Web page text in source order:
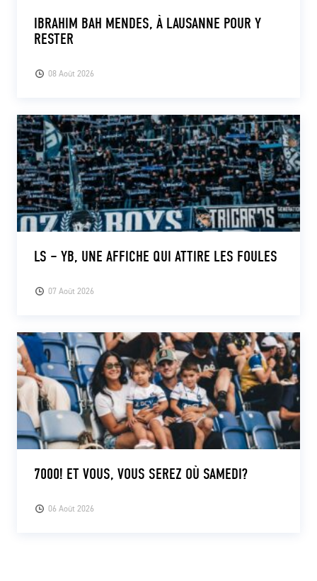
08 Août 2026
IBRAHIM BAH MENDES, À LAUSANNE POUR Y
RESTER
07 Août 2026
LS – YB, UNE AFFICHE QUI ATTIRE LES FOULES
06 Août 2026
7000! ET VOUS, VOUS SEREZ OÙ SAMEDI?